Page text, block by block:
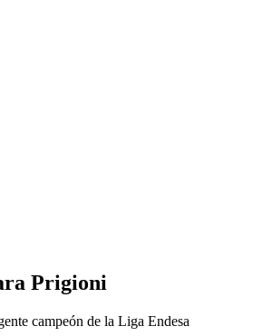
Prigioni
campeón de la Liga Endesa